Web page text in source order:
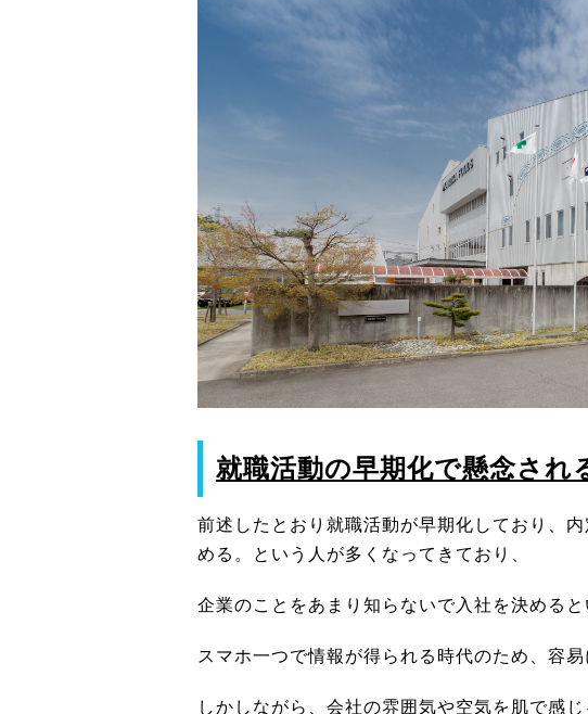
就職活動の早期化で懸念され
前述したとおり就職活動が早期化しており、
める。という人が多くなってきており、
企業のことをあまり知らないで入社を決める
スマホ一つで情報が得られる時代のため、容
しかしながら、会社の雰囲気や空気を肌で感